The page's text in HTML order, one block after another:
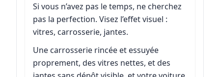
Si vous n’avez pas le temps, ne cherchez
pas la perfection. Visez l’effet visuel :
vitres, carrosserie, jantes.
Une carrosserie rincée et essuyée
proprement, des vitres nettes, et des